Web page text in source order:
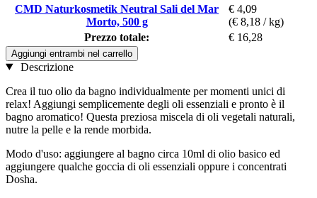
CMD Naturkosmetik Neutral Sali del Mar
Morto, 500 g
€ 4,09
(€ 8,18 / kg)
Prezzo totale:
€ 16,28
Aggiungi entrambi nel carrello
Descrizione
Crea il tuo olio da bagno individualmente per momenti unici di
relax! Aggiungi semplicemente degli oli essenziali e pronto è il
bagno aromatico! Questa preziosa miscela di oli vegetali naturali,
nutre la pelle e la rende morbida.
Modo d'uso: aggiungere al bagno circa 10ml di olio basico ed
aggiungere qualche goccia di oli essenziali oppure i concentrati
Dosha.